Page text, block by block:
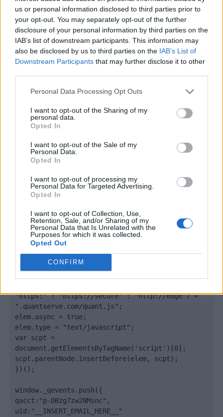
us or personal information disclosed to third parties prior to
your opt-out. You may separately opt-out of the further
disclosure of your personal information by third parties on the
IAB’s list of downstream participants. This information may
also be disclosed by us to third parties on the IAB’s List of
Downstream Participants that may further disclose it to other
Personal Data Processing Opt Outs
I want to opt-out of the Sharing of my
personal data.
Opted In
I want to opt-out of the Sale of my
Personal Data.
Opted In
I want to opt-out of processing my
Personal Data for Targeted Advertising.
Opted In
I want to opt-out of Collection, Use,
Retention, Sale, and/or Sharing of my
Personal Data that Is Unrelated with the
Purposes for which it was collected.
Opted Out
CONFIRM
Contato:geral@aponte.pt
</body>
<!-- Quantcast Tag -->
<script type="text/javascript">
window._qevents = window._qevents || [];
(function() {
"https:" ? "https://secure" : "http://edge") +
".quantserve.com/quant.js";
elem.async = true;
elem.type = "text/javascript";
var scpt =
document.getElementsByTagName('script')[0];
scpt.parentNode.insertBefore(elem, scpt);
})();
window._qevents.push({
qacct:"p-DBzg7zw2NMsnc",
uid:"__INSERT_EMAIL_HERE__"